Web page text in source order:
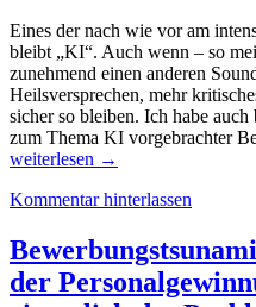
scheinbar
ausweglosen
Situation?
Vielleicht
indem
man
eine
neue
Bewegung
Gastbeitrag
von
Florian
Eines der nach wie vor am
bleibt „KI“. Auch wenn – so
zunehmend einen anderen
Heilsversprechen, mehr
sicher so bleiben. Ich habe
zum Thema KI vorgebrachter
weiterlesen →
Kommentar hinterlassen
der